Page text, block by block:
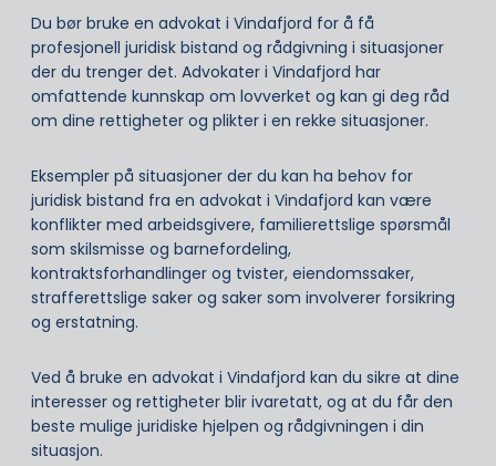
Du bør bruke en advokat i Vindafjord for å få
profesjonell juridisk bistand og rådgivning i situasjoner
der du trenger det. Advokater i Vindafjord har
omfattende kunnskap om lovverket og kan gi deg råd
om dine rettigheter og plikter i en rekke situasjoner.
Eksempler på situasjoner der du kan ha behov for
juridisk bistand fra en advokat i Vindafjord kan være
konflikter med arbeidsgivere, familierettslige spørsmål
som skilsmisse og barnefordeling,
kontraktsforhandlinger og tvister, eiendomssaker,
strafferettslige saker og saker som involverer forsikring
og erstatning.
Ved å bruke en advokat i Vindafjord kan du sikre at dine
interesser og rettigheter blir ivaretatt, og at du får den
beste mulige juridiske hjelpen og rådgivningen i din
situasjon.